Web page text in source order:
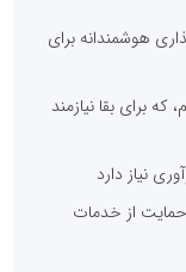
هوشمندانه برای
برای بقا نیازمند
نیاز دارد
از خدمات